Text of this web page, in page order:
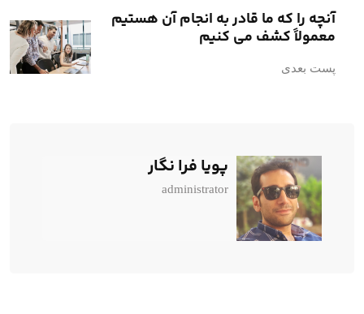
آنچه را که ما قادر به انجام آن هستیم
معمولاً کشف می کنیم
پست بعدی
پویا فرا نگار
administrator